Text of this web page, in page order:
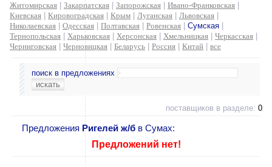
Житомирская
Закарпатская Запорожская Ивано-Франковская
Киевская
Кировоградская Крым Луганская Львовская
Николаевская
Одесская Полтавская Ровенская Сумская
Тернопольская
Харьковская Херсонская Хмельницкая Черкасская
Черниговская
Черновицкая Беларусь Россия Китай все
поиск в предложениях
поставщиков в разделе: 0
Предложения Ригелей ж/б в Сумах:
Предложений нет!